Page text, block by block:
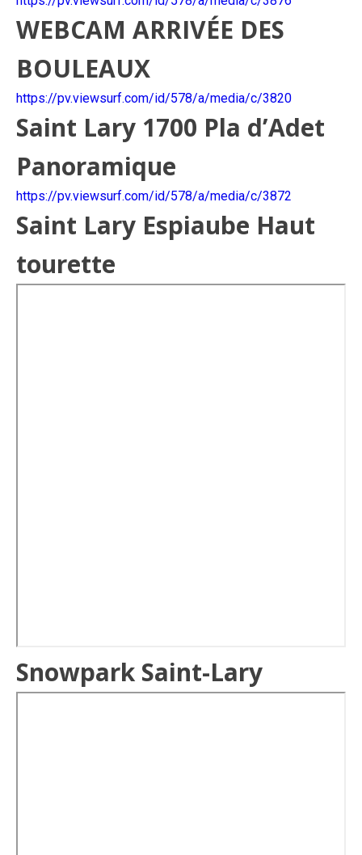
WEBCAM ARRIVÉE DES
BOULEAUX
https://pv.viewsurf.com/id/578/a/media/c/3820
Saint Lary 1700 Pla d’Adet
Panoramique
https://pv.viewsurf.com/id/578/a/media/c/3872
Saint Lary Espiaube Haut
tourette
Snowpark Saint-Lary